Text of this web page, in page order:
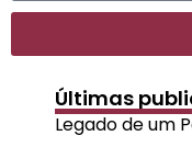
Últimas
Legado de um